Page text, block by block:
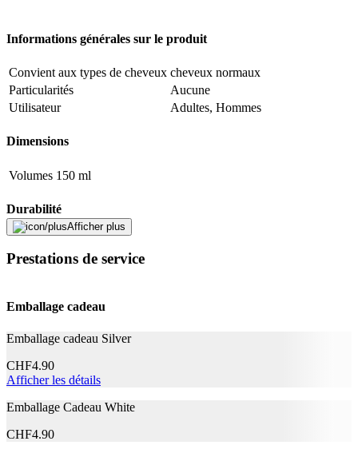
Description
Adresse e-mail (facultatif)
Envoyer
Signaler des données erronées
Informations générales sur le produit
Convient aux types de cheveux cheveux normaux
Particularités
Aucune
Utilisateur
Adultes, Hommes
Dimensions
Volumes 150 ml
Durabilité
La vie naturelle Pas de particularités
N° d’article du fabricant
Garantie du fabricant
Informations sur la garantie
Signaler une erreur
Afficher plus
Prestations de service
Emballage cadeau
Emballage cadeau Silver
CHF4.90
Afficher les détails
Emballage Cadeau White
CHF4.90